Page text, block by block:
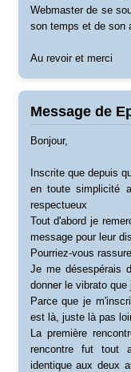
Webmaster de se
son temps et de son
Au revoir et merci
Message de
Bonjour,
Inscrite que depuis
en toute simplicité
respectueux
Tout d'abord je
message pour leur
Pourriez-vous
Je me désespérais
donner le vibrato
Parce que je
est là, juste là pas
La première
rencontre fut tout
identique aux deux